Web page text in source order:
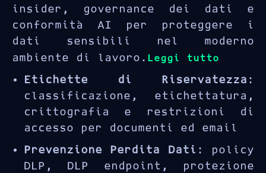
insider, governance dei dati e
conformità AI per proteggere i
dati sensibili nel moderno
ambiente di lavoro. Leggi tutto
Etichette di Riservatezza :
classificazione, etichettatura,
crittografia e restrizioni di
accesso per documenti ed email
Prevenzione Perdita Dati : policy
DLP, DLP endpoint, protezione